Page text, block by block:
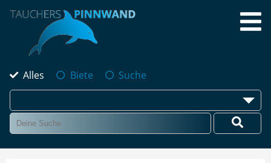
Alles Biete Suche